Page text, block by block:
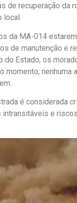
de recuperação da
local.
da MA-014
de manutenção e
do Estado, os
momento, nenhuma
é considerada
intransitáveis e